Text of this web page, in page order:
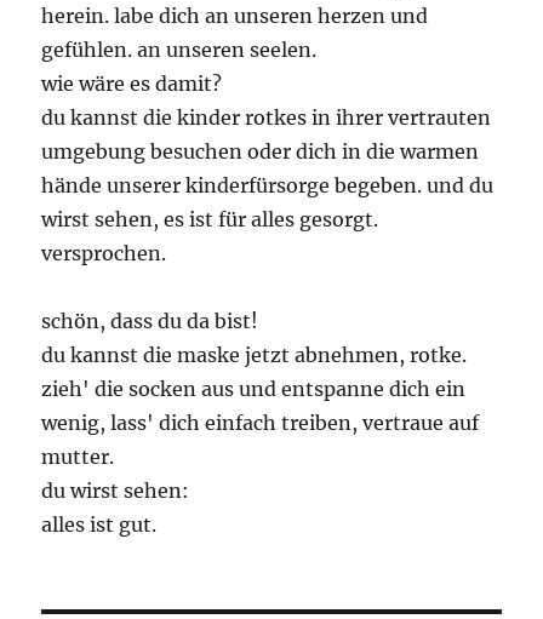
herein. labe dich an unseren herzen und
gefühlen. an unseren seelen.
wie wäre es damit?
du kannst die kinder rotkes in ihrer vertrauten
umgebung besuchen oder dich in die warmen
hände unserer kinderfürsorge begeben. und du
wirst sehen, es ist für alles gesorgt.
versprochen.
schön, dass du da bist!
du kannst die maske jetzt abnehmen, rotke.
zieh' die socken aus und entspanne dich ein
wenig, lass' dich einfach treiben, vertraue auf
mutter.
du wirst sehen:
alles ist gut.